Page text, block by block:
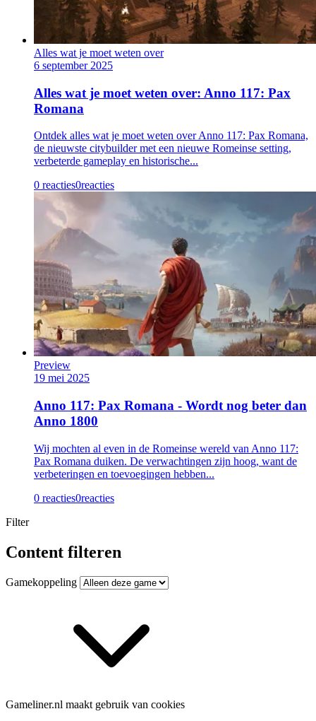
Alles wat je moet weten over
6 september 2025
Alles wat je moet weten over: Anno 117: Pax
Romana
Ontdek alles wat je moet weten over Anno 117: Pax Romana,
de nieuwste citybuilder met een nieuwe Romeinse setting,
verbeterde gameplay en historische...
0 reacties0reacties
Preview
19 mei 2025
Anno 117: Pax Romana - Wordt nog beter dan
Anno 1800
Wij mochten al even in de Romeinse wereld van Anno 117:
Pax Romana duiken. De verwachtingen zijn hoog, want de
verbeteringen en toevoegingen hebben...
0 reacties0reacties
Filter
Content filteren
Gamekoppeling
Gameliner.nl maakt gebruik van cookies